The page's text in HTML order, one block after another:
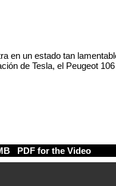
en un estado tan
de Tesla, el Peugeot
PDF for the Video